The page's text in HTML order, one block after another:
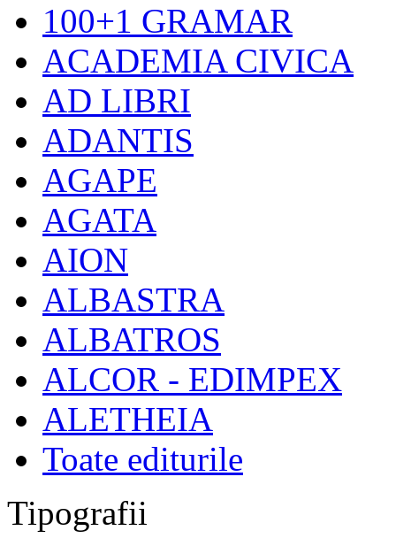
100+1 GRAMAR
ACADEMIA CIVICA
AD LIBRI
ADANTIS
AGAPE
AGATA
AION
ALBASTRA
ALBATROS
ALCOR - EDIMPEX
ALETHEIA
Toate editurile
Tipografii